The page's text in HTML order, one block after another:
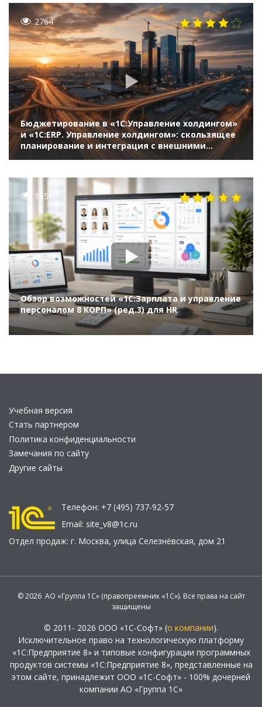
2764
Бюджетирование в «1С:Управление холдингом»
и «1С:ERP. Управление холдингом»: скользящее
планирование и интеграция с внешними
системами, консолидация и моделирование,
инвестиционные проекты и BSC (10-й Бизнес-
форум 1
1656
Обзор возможностей «1С:Зарплата и управление
персоналом 8 КОРП» (ред.3) для HR
Учебная версия
Стать партнером
Политика конфиденциальности
Замечания по сайту
Другие сайты
Телефон: +7 (495) 737-92-57
Email: site_v8@1c.ru
Отдел продаж: г. Москва, улица Селезнёвская, дом 21
© 2026 АО «Группа 1С» (правопреемник «1С»). Все права на сайт
защищены
© 2011- 2026 ООО «1С-Софт» (о компании).
Исключительное право на технологическую платформу
«1С:Предприятие 8» и типовые конфигурации программных
продуктов системы «1С:Предприятие 8», представленные на
этом сайте, принадлежит ООО «1С-Софт» - 100% дочерней
компании АО «Группа 1С»